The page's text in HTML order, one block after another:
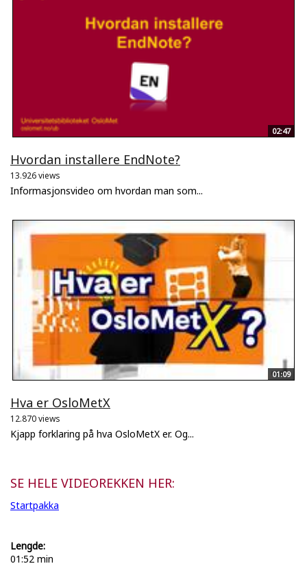
02:47
Hvordan installere EndNote?
13.926 views
Informasjonsvideo om hvordan man som...
01:09
Hva er OsloMetX
12.870 views
Kjapp forklaring på hva OsloMetX er. Og...
SE HELE VIDEOREKKEN HER:
Startpakka
Lengde:
01:52 min